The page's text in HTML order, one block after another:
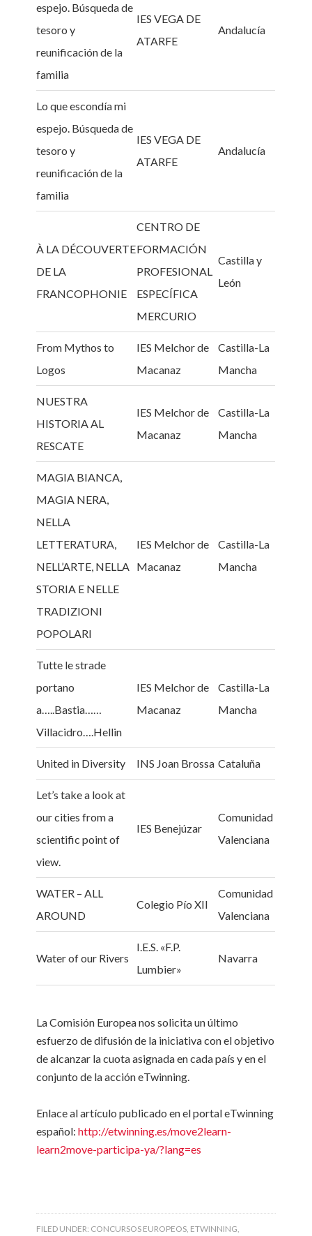
espejo. Búsqueda de
tesoro y
reunificación de la
familia
IES VEGA DE
ATARFE
Andalucía
Lo que escondía mi
espejo. Búsqueda de
tesoro y
reunificación de la
familia
IES VEGA DE
ATARFE
Andalucía
À LA DÉCOUVERTE
DE LA
FRANCOPHONIE
CENTRO DE
FORMACIÓN
PROFESIONAL
ESPECÍFICA
MERCURIO
Castilla y
León
From Mythos to
Logos
IES Melchor de
Macanaz
Castilla-La
Mancha
NUESTRA
HISTORIA AL
RESCATE
IES Melchor de
Macanaz
Castilla-La
Mancha
MAGIA BIANCA,
MAGIA NERA,
NELLA
LETTERATURA,
NELL’ARTE, NELLA
STORIA E NELLE
TRADIZIONI
POPOLARI
IES Melchor de
Macanaz
Castilla-La
Mancha
Tutte le strade
portano
a…..Bastia……
Villacidro….Hellin
IES Melchor de
Macanaz
Castilla-La
Mancha
United in Diversity INS Joan Brossa Cataluña
Let’s take a look at
our cities from a
scientific point of
view.
IES Benejúzar
Comunidad
Valenciana
WATER – ALL
AROUND
Colegio Pío XII
Comunidad
Valenciana
Water of our Rivers
I.E.S. «F.P.
Lumbier»
Navarra
La Comisión Europea nos solicita un último
esfuerzo de difusión de la iniciativa con el objetivo
de alcanzar la cuota asignada en cada país y en el
conjunto de la acción eTwinning.
Enlace al artículo publicado en el portal eTwinning
español:http://etwinning.es/move2learn-
learn2move-participa-ya/?lang=es
FILED UNDER: CONCURSOS EUROPEOS, ETWINNING,